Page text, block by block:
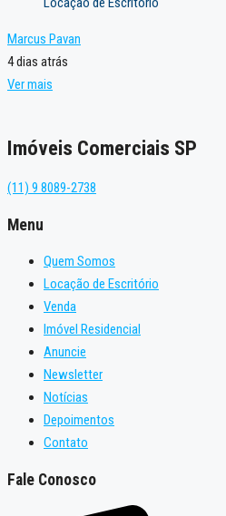
Marcus Pavan
4 dias atrás
Ver mais
Imóveis Comerciais SP
(11) 9 8089-2738
Menu
Quem Somos
Locação de Escritório
Venda
Imóvel Residencial
Anuncie
Newsletter
Notícias
Depoimentos
Contato
Fale Conosco